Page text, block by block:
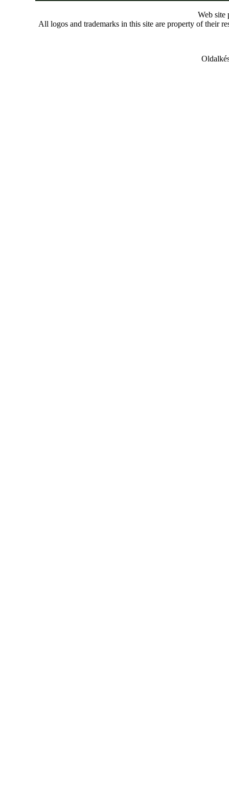
Web site
All logos and trademarks in this site are property of their